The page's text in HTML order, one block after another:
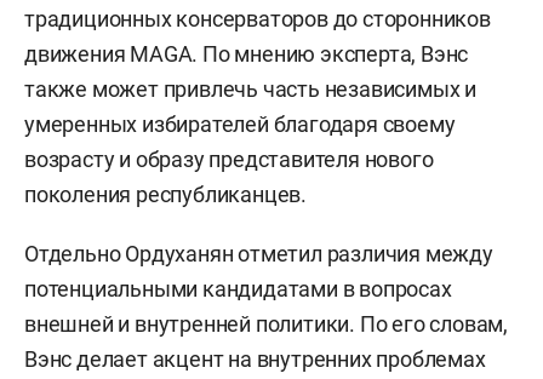
традиционных консерваторов до сторонников
движения MAGA. По мнению эксперта, Вэнс
также может привлечь часть независимых и
умеренных избирателей благодаря своему
возрасту и образу представителя нового
поколения республиканцев.
Отдельно Ордуханян отметил различия между
потенциальными кандидатами в вопросах
внешней и внутренней политики. По его словам,
Вэнс делает акцент на внутренних проблемах